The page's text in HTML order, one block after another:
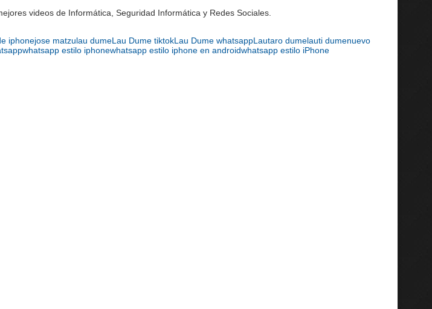
videos de Informática, Seguridad Informática y Redes Sociales.
iphonejose matzulau dumeLau Dume tiktokLau Dume whatsappLautaro dumelauti dumenuevo
whatsapp estilo iphonewhatsapp estilo iphone en androidwhatsapp estilo iPhone